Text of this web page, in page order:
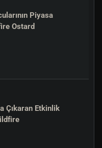
Piyasa
Ostard
Çıkaran Etkinlik